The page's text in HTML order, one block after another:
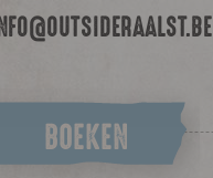
BOEKEN